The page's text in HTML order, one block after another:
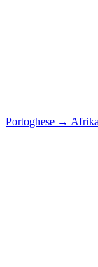
Portoghese →